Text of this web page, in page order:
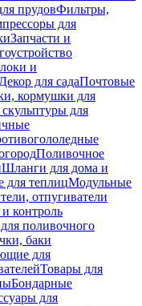
прудовФильтры,
для
Запчасти и
и
Декор для садаПочтовые
кормушки для
для
Поливочное
Шланги для дома и
теплицМодульные
отпугиватели
контроль
поливочного
баки
для
Товары для
Бондарные
для